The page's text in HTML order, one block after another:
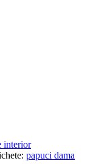
interior
papuci dama